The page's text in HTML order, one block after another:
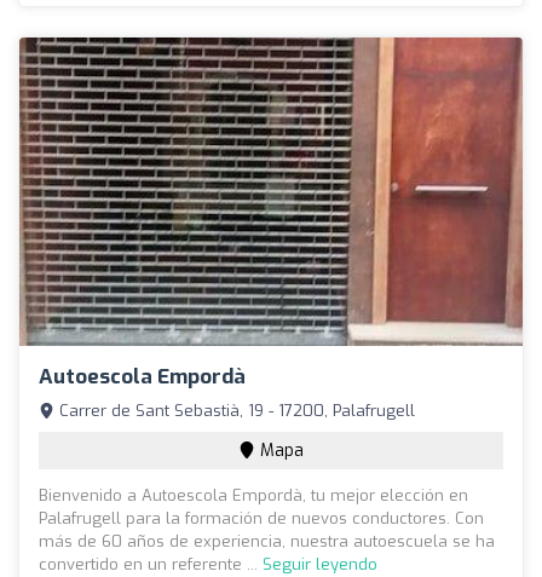
Autoescola Empordà
Carrer de Sant Sebastià, 19 - 17200, Palafrugell
Mapa
Bienvenido a Autoescola Empordà, tu mejor elección en
Palafrugell para la formación de nuevos conductores. Con
más de 60 años de experiencia, nuestra autoescuela se ha
convertido en un referente ... Seguir leyendo